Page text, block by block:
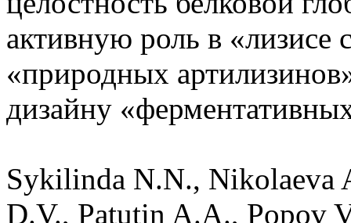
активную роль в «лизисе
«природных
дизайну
Sykilinda N.N., Nikolaeva
D.V., Patutin A.A., Popov